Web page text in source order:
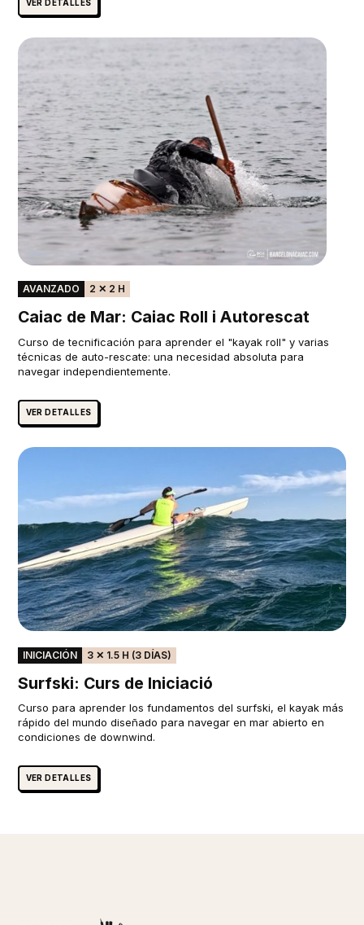
VER DETALLES
AVANZADO 2 ✕ 2 H
Caiac de Mar: Caiac Roll i Autorescat
Curso de tecnificación para aprender el "kayak roll" y varias
técnicas de auto-rescate: una necesidad absoluta para
navegar independientemente.
VER DETALLES
INICIACIÓN 3 ✕ 1.5 H (3 DÍAS)
Surfski: Curs de Iniciació
Curso para aprender los fundamentos del surfski, el kayak más
rápido del mundo diseñado para navegar en mar abierto en
condiciones de downwind.
VER DETALLES